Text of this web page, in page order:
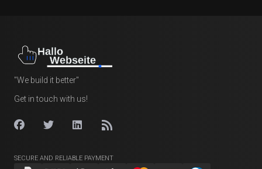
"We build it better"
Get in touch with us!
SECURE AND RELIABLE PAYMENT